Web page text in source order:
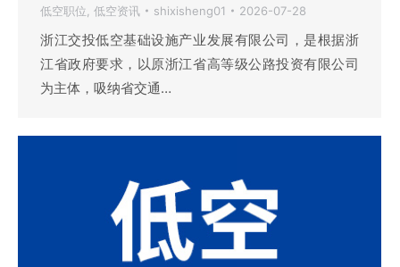
低空职位, 低空资讯 shixisheng01 2026-07-28
浙江交投低空基础设施产业发展有限公司，是根据浙
江省政府要求，以原浙江省高等级公路投资有限公司
为主体，吸纳省交通…